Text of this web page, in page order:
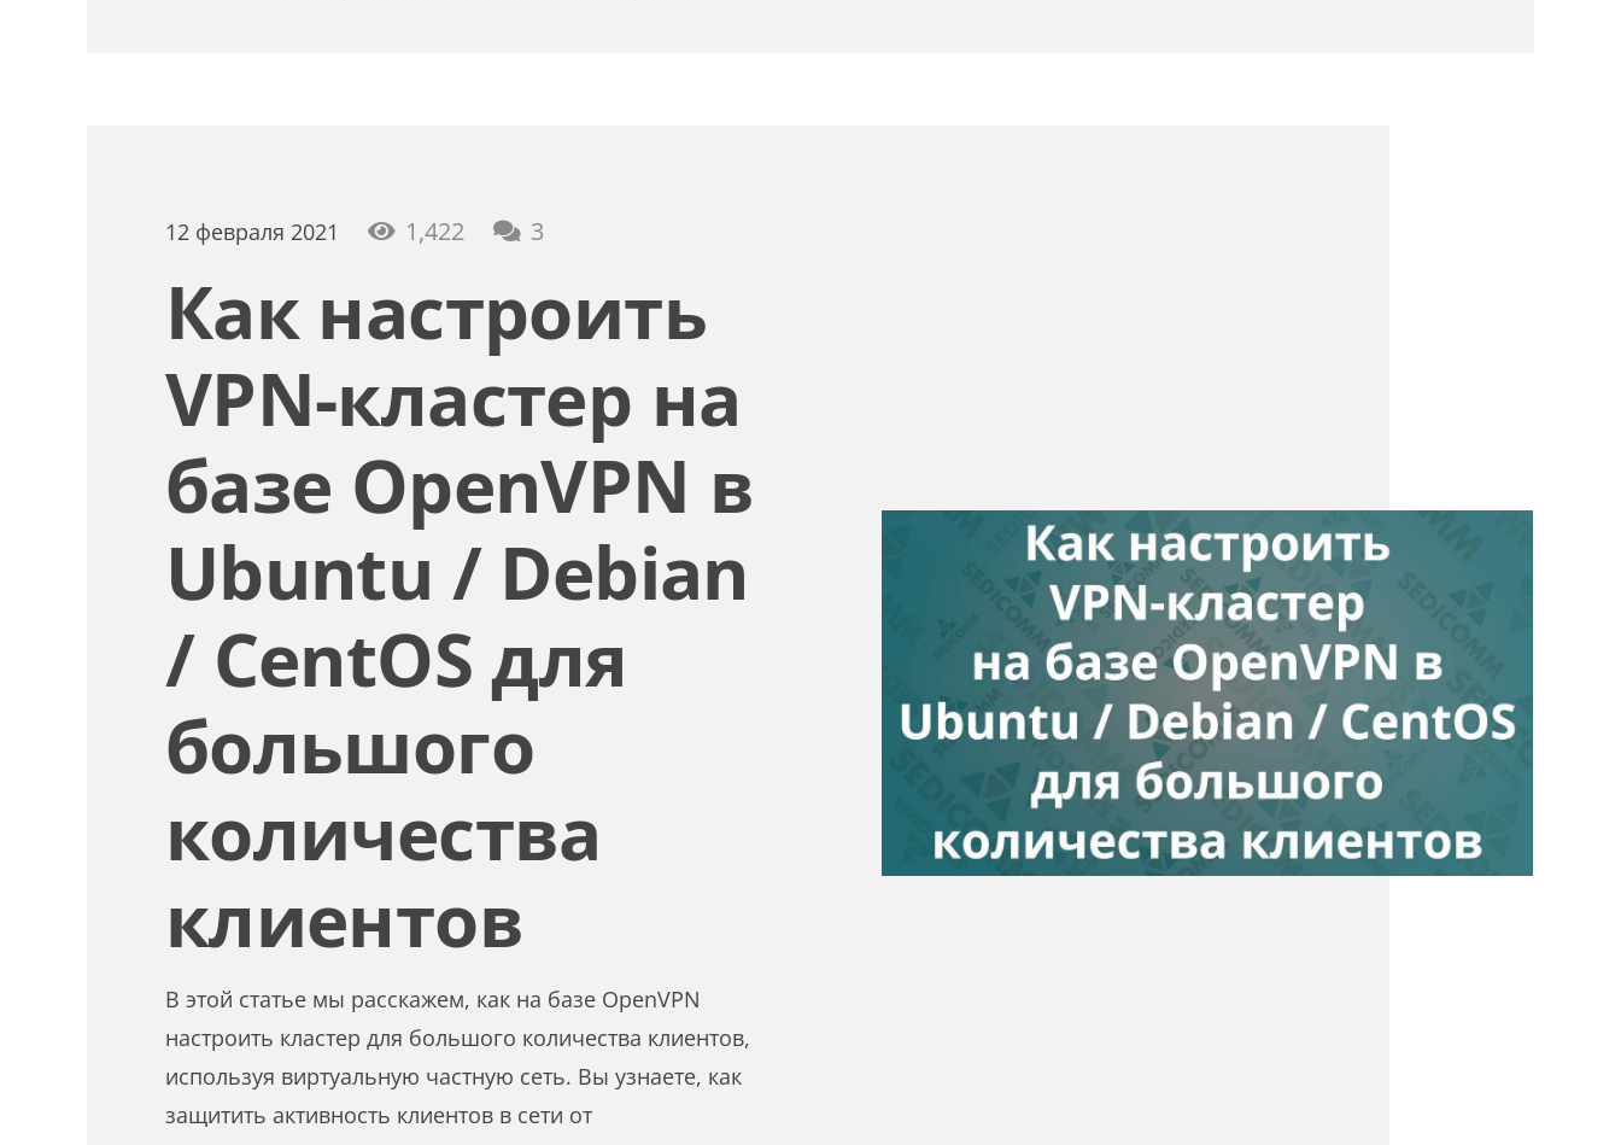
12 февраля 2021 1,422 3комментария
Как настроить
VPN-кластер на
базе OpenVPN в
Ubuntu / Debian
/ CentOS для
большого
количества
клиентов
В этой статье мы расскажем, как на базе OpenVPN
настроить кластер для большого количества клиентов,
используя виртуальную частную сеть. Вы узнаете, как
защитить активность клиентов в сети от